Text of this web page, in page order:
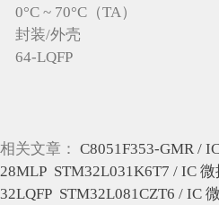
0°C ~ 70°C（TA）
封装/外壳
64-LQFP
相关文章： C8051F353-GMR /
28MLP STM32L031K6T7 / IC
32LQFP STM32L081CZT6 / IC